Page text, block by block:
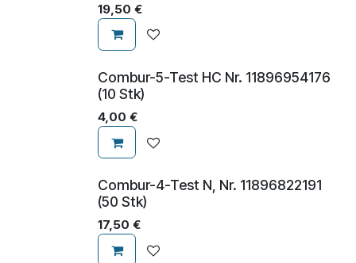
19,50 €
Combur-5-Test HC Nr. 11896954176
(10 Stk)
4,00 €
Combur-4-Test N, Nr. 11896822191
(50 Stk)
17,50 €